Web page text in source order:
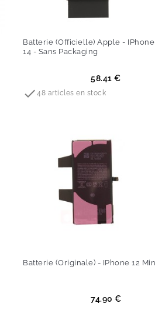
Batterie (Officielle) Apple - IPhone
14 - Sans Packaging
58.41 €
 48 articles en stock
Batterie (Originale) - IPhone 12
74.90 €